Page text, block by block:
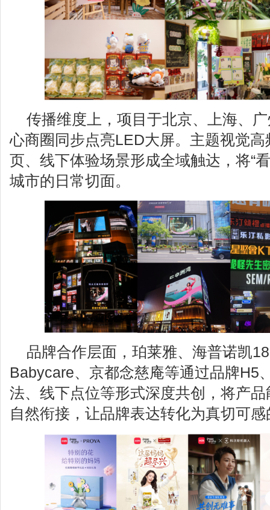
传播维度上，项目于北京、上海、
心商圈同步点亮LED大屏。主题视觉
页、线下体验场景形成全域触达，将“
城市的日常切面。
品牌合作层面，珀莱雅、海普诺凯
Babycare、京都念慈庵等通过品牌H5
法、线下点位等形式深度共创，将产品
自然衔接，让品牌表达转化为真切可